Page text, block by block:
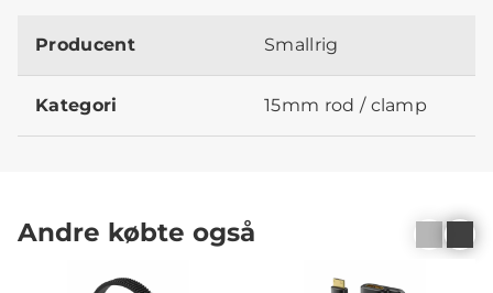
Producent Smallrig
Kategori 15mm rod / clamp
Andre købte også